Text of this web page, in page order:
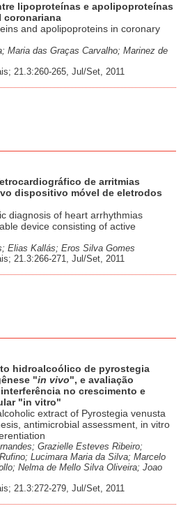
lipoproteínas e apolipoproteínas
coronariana
and apolipoproteins in coronary
Maria das Graças Carvalho; Marinez de
21.3:260-265, Jul/Set, 2011
de arritmias
dispositivo móvel de eletrodos
diagnosis of heart arrhythmias
device consisting of active
Elias Kallás; Eros Silva Gomes
21.3:266-271, Jul/Set, 2011
hidroalcoólico de pyrostegia
"in vivo", e avaliação
no crescimento e
"in vitro"
extract of Pyrostegia venusta
antimicrobial assessment, in vitro
Grazielle Esteves Ribeiro;
Lucimara Maria da Silva; Marcelo
Nelma de Mello Silva Oliveira; Joao
21.3:272-279, Jul/Set, 2011